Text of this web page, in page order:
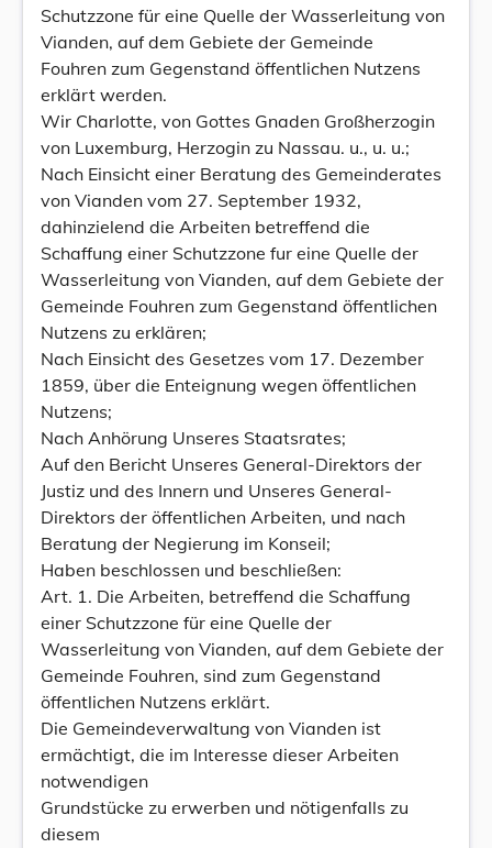
Schutzzone für eine Quelle der Wasserleitung von
Vianden, auf dem Gebiete der Gemeinde
Fouhren zum Gegenstand öffentlichen Nutzens
erklärt werden.
Wir Charlotte, von Gottes Gnaden Großherzogin
von Luxemburg, Herzogin zu Nassau. u., u. u.;
Nach Einsicht einer Beratung des Gemeinderates
von Vianden vom 27. September 1932,
dahinzielend die Arbeiten betreffend die
Schaffung einer Schutzzone fur eine Quelle der
Wasserleitung von Vianden, auf dem Gebiete der
Gemeinde Fouhren zum Gegenstand öffentlichen
Nutzens zu erklären;
Nach Einsicht des Gesetzes vom 17. Dezember
1859, über die Enteignung wegen öffentlichen
Nutzens;
Nach Anhörung Unseres Staatsrates;
Auf den Bericht Unseres General-Direktors der
Justiz und des Innern und Unseres General-
Direktors der öffentlichen Arbeiten, und nach
Beratung der Negierung im Konseil;
Haben beschlossen und beschließen:
Art. 1. Die Arbeiten, betreffend die Schaffung
einer Schutzzone für eine Quelle der
Wasserleitung von Vianden, auf dem Gebiete der
Gemeinde Fouhren, sind zum Gegenstand
öffentlichen Nutzens erklärt.
Die Gemeindeverwaltung von Vianden ist
ermächtigt, die im Interesse dieser Arbeiten
notwendigen
Grundstücke zu erwerben und nötigenfalls zu
diesem